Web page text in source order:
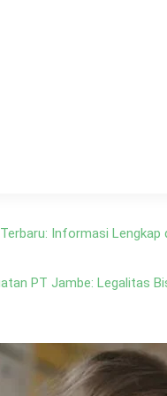
Informasi Lengkap
PT Jambe: Legalitas